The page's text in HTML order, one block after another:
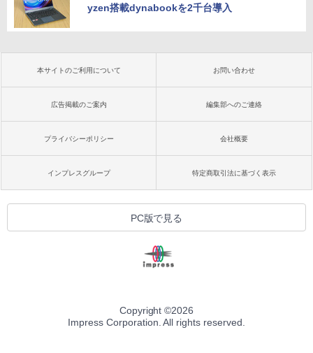
yzen搭載dynabookを2千台導入
本サイトのご利用について お問い合わせ
広告掲載のご案内 編集部へのご連絡
プライバシーポリシー 会社概要
インプレスグループ 特定商取引法に基づく表示
PC版で見る
Copyright ©2026
Impress Corporation. All rights reserved.